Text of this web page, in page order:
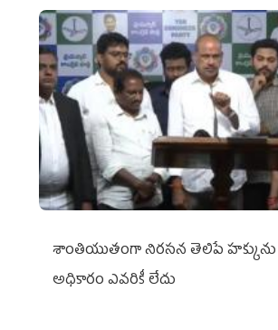
శాంతియుతంగా నిరసన తెలిపే
అధికారం ఎవరికీ లేదు